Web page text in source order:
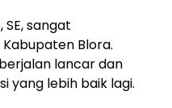
sangat
Blora.
lancar dan
yang lebih baik lagi.